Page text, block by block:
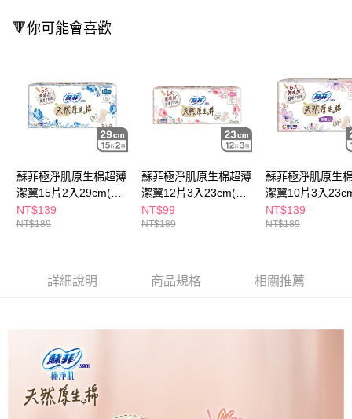
※ 請注意：結帳手續完成當下不需立刻繳費，但若您需要取消訂單，請聯絡
是否繳費成功／繳費後需取消欲退款等相關疑問，請聯繫「AFTEE先享後付
客戶支援中心」https://netprotections.freshdesk.com/support/home
【注意事項】
１．透過由恩沛科技股份有限公司提供之「AFTEE先享後付」服務完成之交
易，需依本服務之必要範圍內提供個人資料，並將交易相關給付款項請求債
權轉讓予恩沛科技股份有限公司。
２．關於個人資料處理事宜，請瀏覽以下網址：
https://aftee.tw/terms/#terms3
３．未成年的使用者請事先徵得法定代理人或監護人之同意方可使用
「AFTEE先享後付」，若未經同意申辦者引起之損失，本公司不負相關責
請求用戶進行身份認證。
萊爾富取貨付款
每筆NT$65，滿NT$490(含以上)免運費
7-11取貨付款
每筆NT$65，滿NT$490(含以上)免運費
付款後7-11取貨
每筆NT$65，滿NT$490(含以上)免運費
宅配(本島)
🔻你可能會喜歡
蘇菲極淨肌原生棉超薄
潔翼15片2入29cm(包
裝隨機出貨)
NT$139
NT$189
蘇菲極淨肌原生棉超薄
潔翼12片3入23cm(包
裝隨機出貨)
NT$99
NT$189
蘇菲極淨肌原生
潔翼10片3入
裝隨機出貨)
NT$139
NT$189
詳細說明 商品規格 相關推薦